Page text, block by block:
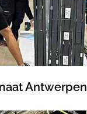
Antwerpen